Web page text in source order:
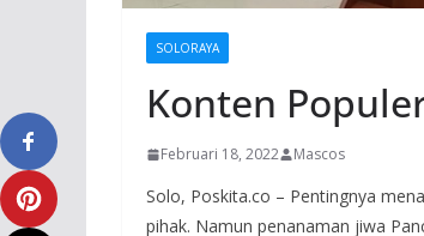
SOLORAYA
Konten
Februari 18, 2022 Mascos
Solo, Poskita.co – Pentingnya
pihak. Namun penanaman jiwa